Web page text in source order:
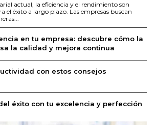
actual, la eficiencia y el rendimiento son
el éxito a largo plazo. Las empresas buscan
en tu empresa: descubre cómo la
la calidad y mejora continua
con estos consejos
éxito con tu excelencia y perfección